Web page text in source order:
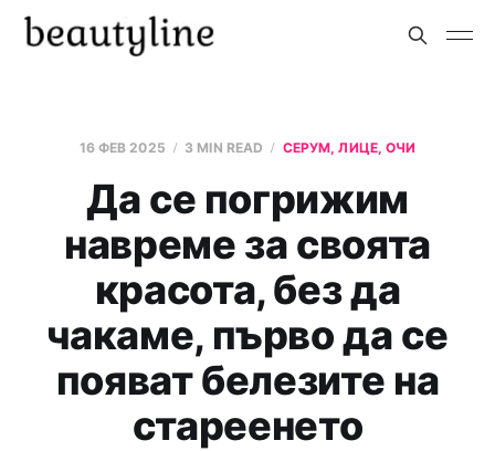
16 ФЕВ 2025 3 MIN READ СЕРУМ, ЛИЦЕ, ОЧИ
Да се погрижим
навреме за своята
красота, без да
чакаме, първо да се
появат белезите на
стареенето